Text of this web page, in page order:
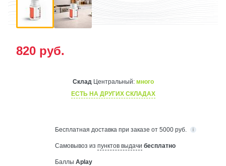
820 руб.
СкладЦентральный: много
ЕСТЬ НА ДРУГИХ СКЛАДАХ
Бесплатная доставка при заказе от 5000 руб.
Самовывоз из пунктов выдачи бесплатно
Баллы Aplay